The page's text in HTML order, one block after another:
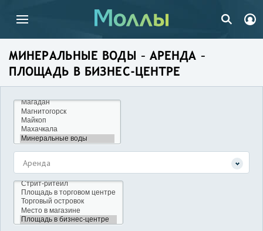
МИНЕРАЛЬНЫЕ ВОДЫ – АРЕНДА –
ПЛОЩАДЬ В БИЗНЕС-ЦЕНТРЕ
Аренда